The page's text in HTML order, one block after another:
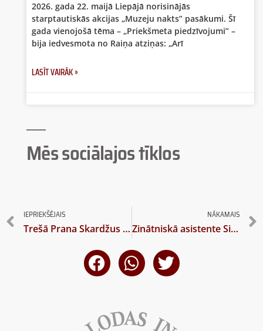
2026. gada 22. maijā Liepājā norisinājās
starptautiskās akcijas „Muzeju nakts” pasākumi. Šī
gada vienojošā tēma – „Priekšmeta piedzīvojumi” –
bija iedvesmota no Raiņa atziņas: „Arī
LASĪT VAIRĀK »
Mēs sociālajos tīklos
IEPRIEKŠĒJAIS
Trešā Prana Skardžus konference Lietuvā
NĀKAMAIS
Zinātniskā asistente Sintija Ķauķīte aicina piedalīties aptaujā par emodži lietojumu saziņā